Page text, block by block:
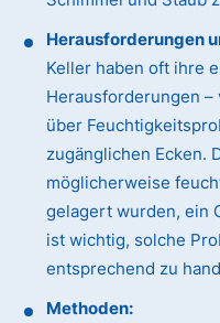
Herausforderungen
Keller haben oft ihre
Herausforderungen
über
zugänglichen Ecken.
möglicherweise
gelagert wurden, ein
ist wichtig, solche
entsprechend zu
Methoden: